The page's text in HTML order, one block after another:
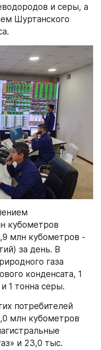
и серы, а
Шуртанского
кубометров
млн кубометров -
за день. В
газа
конденсата, 1
1 тонна серы.
потребителей
млн кубометров
и 23,0 тыс.